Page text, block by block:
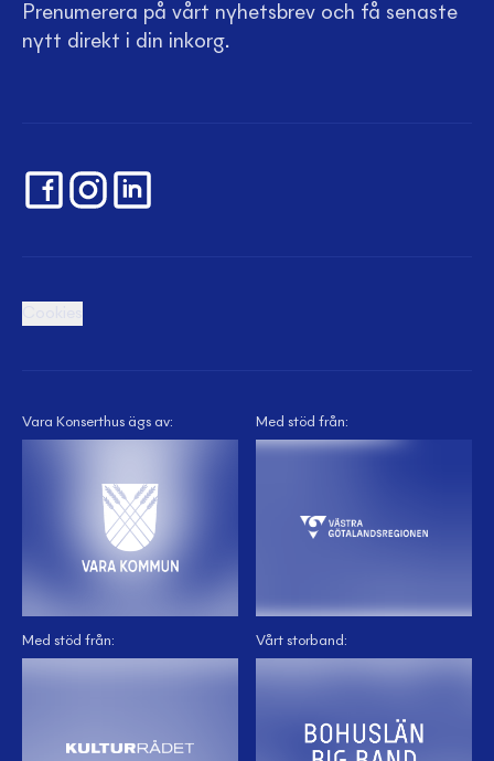
Prenumerera på vårt nyhetsbrev och få senaste
nytt direkt i din inkorg.
Vara Konserthus ägs av: Med stöd från:
Med stöd från: Vårt storband: